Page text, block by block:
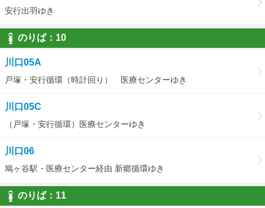
安行出羽ゆき
のりば： 10
10
川口05A
戸塚・安行循環（時計回り） 医療センターゆき
川口05C
（戸塚・安行循環）医療センターゆき
川口06
鳩ヶ谷駅・医療センター経由 新郷循環ゆき
のりば： 11